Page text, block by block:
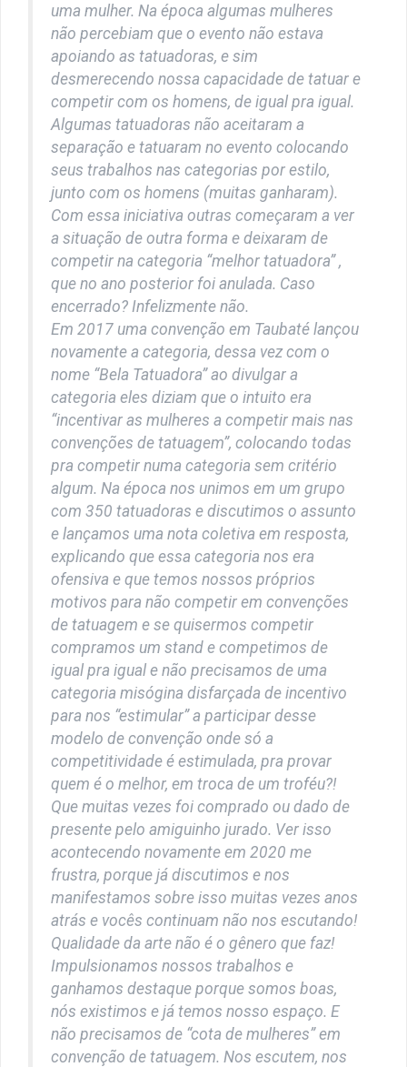
uma mulher. Na época algumas mulheres
não percebiam que o evento não estava
apoiando as tatuadoras, e sim
desmerecendo nossa capacidade de tatuar e
competir com os homens, de igual pra igual.
Algumas tatuadoras não aceitaram a
separação e tatuaram no evento colocando
seus trabalhos nas categorias por estilo,
junto com os homens (muitas ganharam).
Com essa iniciativa outras começaram a ver
a situação de outra forma e deixaram de
competir na categoria “melhor tatuadora” ,
que no ano posterior foi anulada. Caso
encerrado? Infelizmente não.
Em 2017 uma convenção em Taubaté lançou
novamente a categoria, dessa vez com o
nome “Bela Tatuadora” ao divulgar a
categoria eles diziam que o intuito era
“incentivar as mulheres a competir mais nas
convenções de tatuagem”, colocando todas
pra competir numa categoria sem critério
algum. Na época nos unimos em um grupo
com 350 tatuadoras e discutimos o assunto
e lançamos uma nota coletiva em resposta,
explicando que essa categoria nos era
ofensiva e que temos nossos próprios
motivos para não competir em convenções
de tatuagem e se quisermos competir
compramos um stand e competimos de
igual pra igual e não precisamos de uma
categoria misógina disfarçada de incentivo
para nos “estimular” a participar desse
modelo de convenção onde só a
competitividade é estimulada, pra provar
quem é o melhor, em troca de um troféu?!
Que muitas vezes foi comprado ou dado de
presente pelo amiguinho jurado. Ver isso
acontecendo novamente em 2020 me
frustra, porque já discutimos e nos
manifestamos sobre isso muitas vezes anos
atrás e vocês continuam não nos escutando!
Qualidade da arte não é o gênero que faz!
Impulsionamos nossos trabalhos e
ganhamos destaque porque somos boas,
nós existimos e já temos nosso espaço. E
não precisamos de “cota de mulheres” em
convenção de tatuagem. Nos escutem, nos